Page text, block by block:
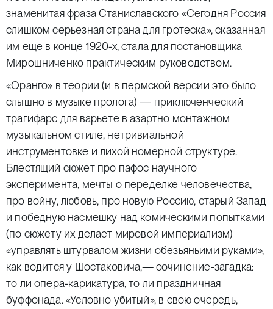
знаменитая фраза Станиславского «Сегодня Россия
слишком серьезная страна для гротеска», сказанная
им еще в конце 1920-х, стала для постановщика
Мирошниченко практическим руководством.
«Оранго» в теории (и в пермской версии это было
слышно в музыке пролога) — приключенческий
трагифарс для варьете в азартно монтажном
музыкальном стиле, нетривиальной
инструментовке и лихой номерной структуре.
Блестящий сюжет про пафос научного
эксперимента, мечты о переделке человечества,
про войну, любовь, про новую Россию, старый Запад
и победную насмешку над комическими попытками
(по сюжету их делает мировой империализм)
«управлять штурвалом жизни обезьяньими руками»,
как водится у Шостаковича,— сочинение-загадка:
то ли опера-карикатура, то ли праздничная
буффонада. «Условно убитый», в свою очередь,